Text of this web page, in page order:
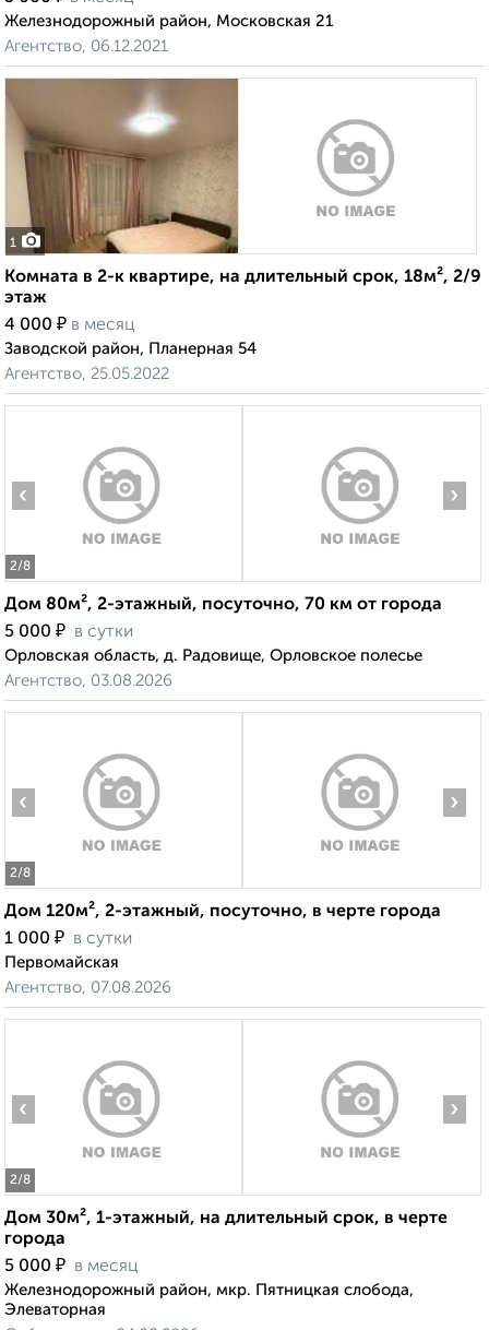
Железнодорожный район, Московская 21
Агентство, 06.12.2021
1
Комната в 2-к квартире, на длительный срок, 18м², 2/9
этаж
4 000 ₽ в месяц
Заводской район, Планерная 54
Агентство, 25.05.2022
2/8
‹ ›
Дом 80м², 2-этажный, посуточно, 70 км от города
5 000 ₽ в сутки
Орловская область, д. Радовище, Орловское полесье
Агентство, 03.08.2026
2/8
‹ ›
Дом 120м², 2-этажный, посуточно, в черте города
1 000 ₽ в сутки
Первомайская
Агентство, 07.08.2026
2/8
‹ ›
Дом 30м², 1-этажный, на длительный срок, в черте
города
5 000 ₽ в месяц
Железнодорожный район, мкр. Пятницкая слобода,
Элеваторная